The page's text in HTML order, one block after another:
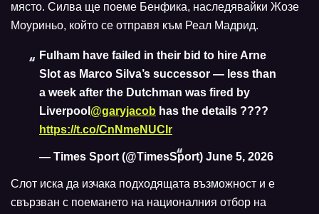
място. Силва ще поеме Бенфика, наследявайки Жозе
Моуриньо, който се отправя към Реал Мадрид.
Fulham have failed in their bid to hire Arne
Slot as Marco Silva’s successor — less than
a week after the Dutchman was fired by
Liverpool @garyjacob has the details ????
https://t.co/CnNmeNUCIr
— Times Sport (@TimesSport) June 5, 2026
Слот иска да изчака подходящата възможност и е
свързван с поемането на националния отбор на